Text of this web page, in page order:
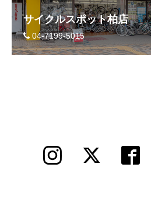
店舗ブログ
イベント
求人情報
サイクルスポット柏店
04-7199-5015